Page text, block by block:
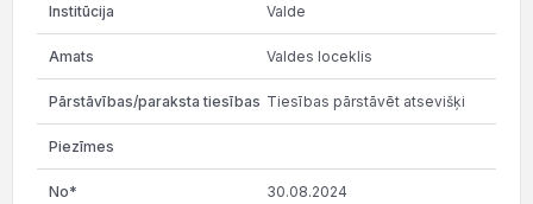
Valde
Valdes loceklis
Tiesības pārstāvēt atsevišķi
30.08.2024